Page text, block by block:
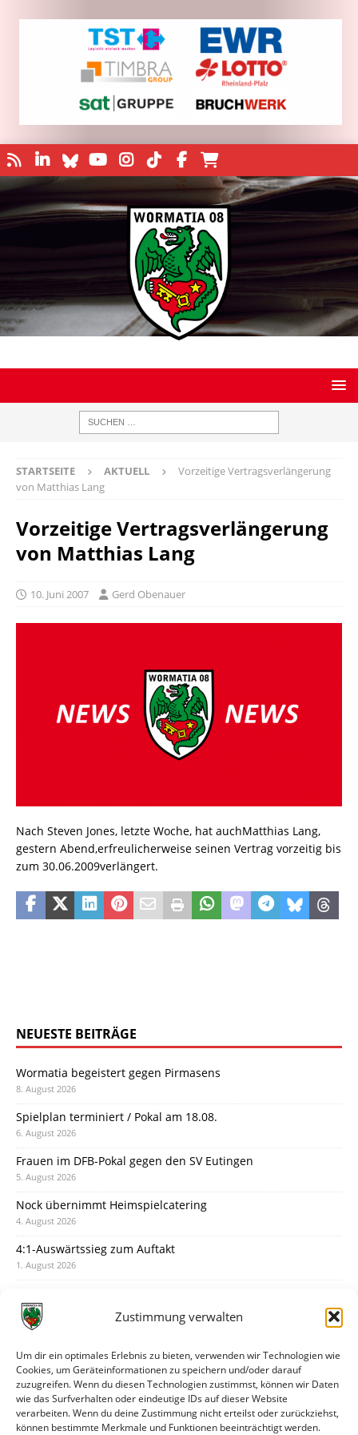
Zustimmung verwalten
Um dir ein optimales Erlebnis zu bieten, verwenden wir Technologien wie
Cookies, um Geräteinformationen zu speichern und/oder darauf
zuzugreifen. Wenn du diesen Technologien zustimmst, können wir Daten
wie das Surfverhalten oder eindeutige IDs auf dieser Website
verarbeiten. Wenn du deine Zustimmung nicht erteilst oder zurückziehst,
können bestimmte Merkmale und Funktionen beeinträchtigt werden.
STARTSEITE AKTUELL
Vorzeitige Vertragsverlängerung
von Matthias Lang
Vorzeitige Vertragsverlängerung
von Matthias Lang
10. Juni 2007 Gerd Obenauer
Nach Steven Jones, letzte Woche, hat auchMatthias Lang,
gestern Abend,erfreulicherweise seinen Vertrag vorzeitig bis
zum 30.06.2009verlängert.
NEUESTE BEITRÄGE
Wormatia begeistert gegen Pirmasens
8. August 2026
Spielplan terminiert / Pokal am 18.08.
6. August 2026
Frauen im DFB-Pokal gegen den SV Eutingen
5. August 2026
Nock übernimmt Heimspielcatering
4. August 2026
4:1-Auswärtssieg zum Auftakt
1. August 2026
31. Juli 2026
30. Juli 2026
Deine Spielminute: 89+1
28. Juli 2026
Neuer Rückensponsor